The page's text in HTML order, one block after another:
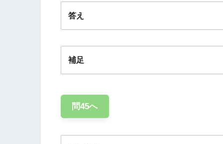
答え
補足
問45へ